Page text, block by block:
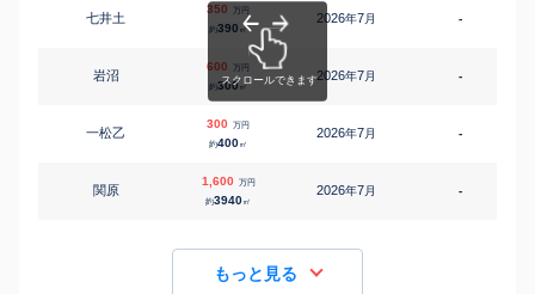
七井土
350 万円
約390 ㎡
2026年7月 -
岩沼
600 万円
約300㎡
2026年7月 -
一松乙
300 万円
約400㎡
2026年7月 -
関原
1,600 万円
約3940㎡
2026年7月 -
もっと見る